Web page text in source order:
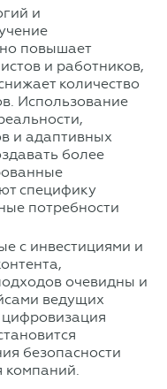
и
повышает
и работников,
количество
Использование
и адаптивных
более
специфику
потребности
с инвестициями и
очевидны и
ведущих
безопасности
компаний.